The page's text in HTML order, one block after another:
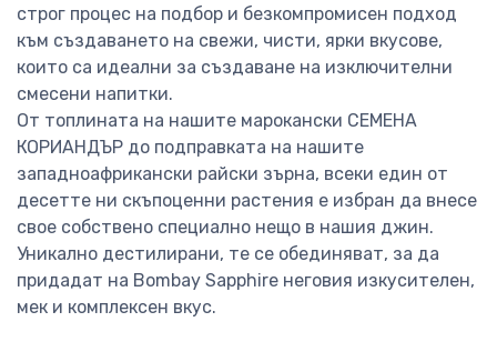
строг процес на подбор и безкомпромисен подход
към създаването на свежи, чисти, ярки вкусове,
които са идеални за създаване на изключителни
смесени напитки.
От топлината на нашите марокански СЕМЕНА
КОРИАНДЪР до подправката на нашите
западноафрикански райски зърна, всеки един от
десетте ни скъпоценни растения е избран да внесе
свое собствено специално нещо в нашия джин.
Уникално дестилирани, те се обединяват, за да
придадат на Bombay Sapphire неговия изкусителен,
мек и комплексен вкус.